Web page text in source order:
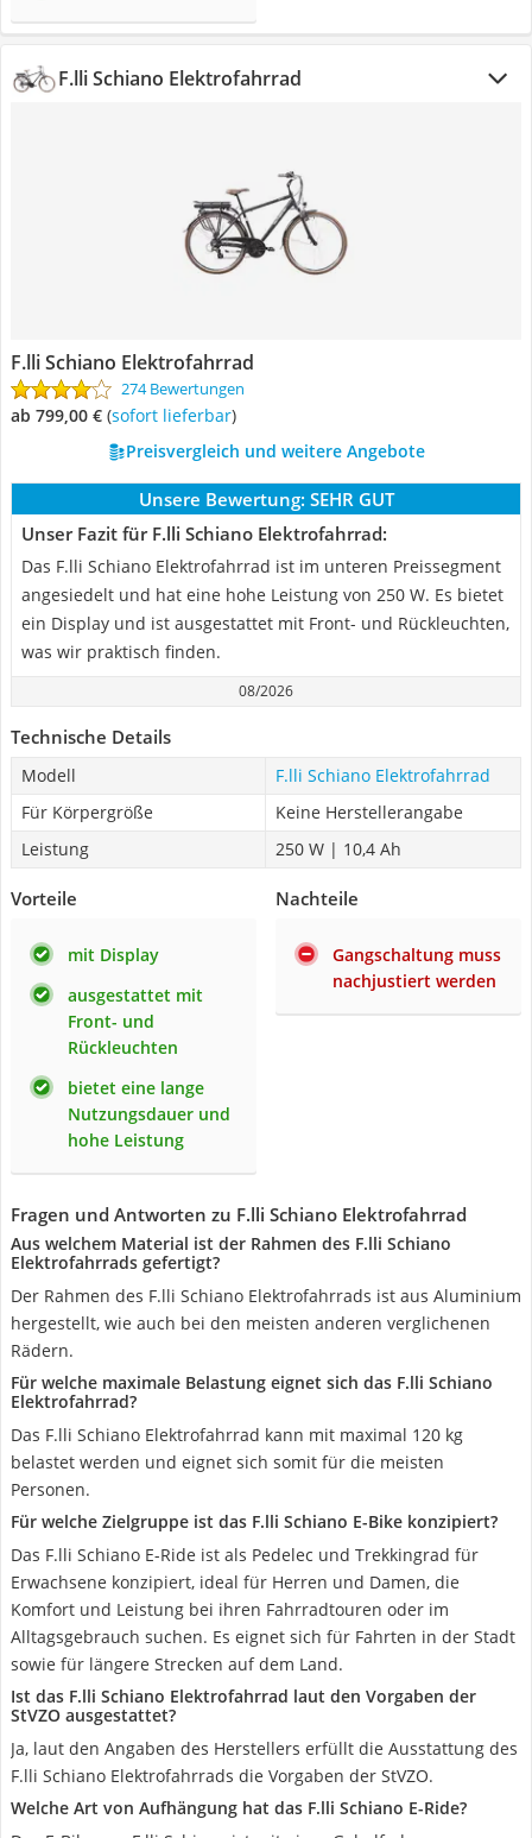
F.lli Schiano Elektrofahrrad
F.lli Schiano Elektrofahrrad
274 Bewertungen
ab 799,00 € ( Sofort lieferbar)
Preisvergleich und weitere Angebote
Unsere Bewertung: SEHR GUT
Unser Fazit für F.lli Schiano Elektrofahrrad:
Das F.lli Schiano Elektrofahrrad ist im unteren Preissegment
angesiedelt und hat eine hohe Leistung von 250 W. Es bietet
ein Display und ist ausgestattet mit Front- und Rückleuchten,
was wir praktisch finden.
08/2026
Technische Details
Modell
F.lli Schiano Elektrofahrrad
Für Körpergröße
Keine Herstellerangabe
Leistung
250 W | 10,4 Ah
Vorteile
mit Display
ausgestattet mit
Front- und
Rückleuchten
bietet eine lange
Nutzungsdauer und
hohe Leistung
Nachteile
Gangschaltung muss
nachjustiert werden
Fragen und Antworten zu F.lli Schiano Elektrofahrrad
Aus welchem Material ist der Rahmen des F.lli Schiano
Elektrofahrrads gefertigt?
Der Rahmen des F.lli Schiano Elektrofahrrads ist aus ‎Aluminium
hergestellt, wie auch bei den meisten anderen verglichenen
Rädern.
Für welche maximale Belastung eignet sich das F.lli Schiano
Elektrofahrrad?
Das F.lli Schiano Elektrofahrrad kann mit maximal 120 kg
belastet werden und eignet sich somit für die meisten
Personen.
Für welche Zielgruppe ist das F.lli Schiano E-Bike konzipiert?
Das F.lli Schiano E-Ride ist als Pedelec und Trekkingrad für
Erwachsene konzipiert, ideal für Herren und Damen, die
Komfort und Leistung bei ihren Fahrradtouren oder im
Alltagsgebrauch suchen. Es eignet sich für Fahrten in der Stadt
sowie für längere Strecken auf dem Land.
Ist das F.lli Schiano Elektrofahrrad laut den Vorgaben der
StVZO ausgestattet?
Ja, laut den Angaben des Herstellers erfüllt die Ausstattung des
F.lli Schiano Elektrofahrrads die Vorgaben der StVZO.
Welche Art von Aufhängung hat das F.lli Schiano E-Ride?